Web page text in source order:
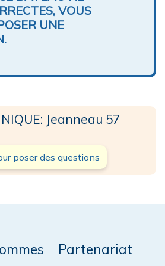
VOUS
UNE
Jeanneau 57
poser des questions
Partenariat